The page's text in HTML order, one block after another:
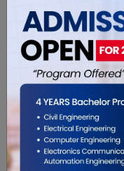
अनि पानीको धारा
डडेलधुराको भागेश्वर
पवीत्यही परिवेशमा
सभाको निर्वाचनमा
गुल्मीका सागर
टिकटक बनाएकी
गर्न भोट मागेको
खोजे । धम्क्याउने
‘सागर ढकाल पनि